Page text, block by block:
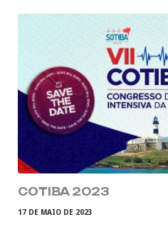
COTIBA 2023
17 DE MAIO DE 2023